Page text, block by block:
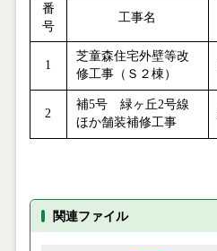
番
号
工事名
1
芝童森住宅外壁等改
修工事（Ｓ２棟）
2
補5号 緑ヶ丘2号線
ほか舗装補修工事
関連ファイル